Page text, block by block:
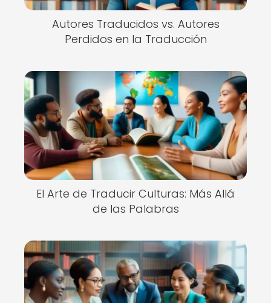
Autores Traducidos vs. Autores
Perdidos en la Traducción
El Arte de Traducir Culturas: Más Allá
de las Palabras